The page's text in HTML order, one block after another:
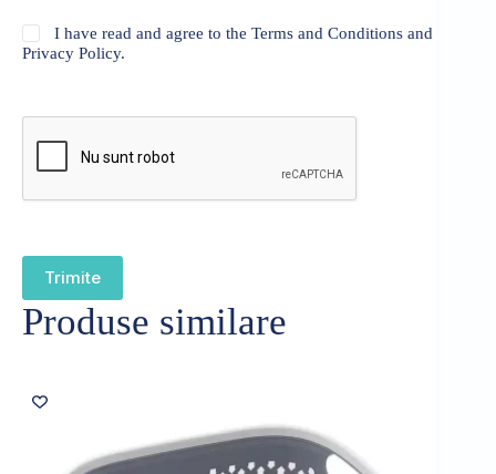
I have read and agree to the Terms and Conditions and
Privacy Policy.
Trimite
Produse similare